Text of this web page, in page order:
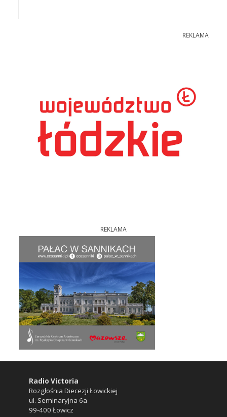
REKLAMA
REKLAMA
Radio Victoria
Rozgłośnia Diecezji Łowickiej
ul. Seminaryjna 6a
99-400 Łowicz